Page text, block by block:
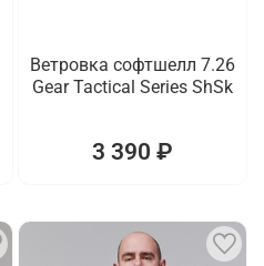
Ветровка софтшелл 7.26
Gear Tactical Series ShSk
3 390 ₽